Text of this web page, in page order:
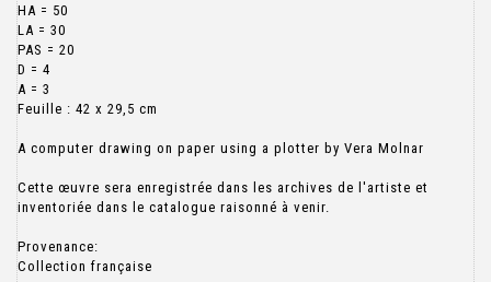
HA = 50
LA = 30
PAS = 20
D = 4
A = 3
Feuille : 42 x 29,5 cm
A computer drawing on paper using a plotter by Vera Molnar
Cette œuvre sera enregistrée dans les archives de l'artiste et
inventoriée dans le catalogue raisonné à venir.
Provenance:
Collection française